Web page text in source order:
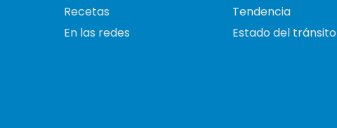
Recetas
En las redes
Tendencia
Estado del tránsito